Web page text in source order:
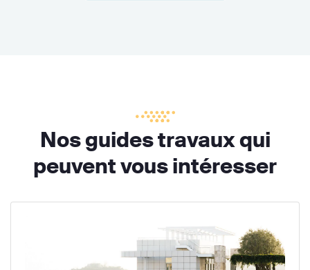
Nos guides travaux qui
peuvent vous intéresser